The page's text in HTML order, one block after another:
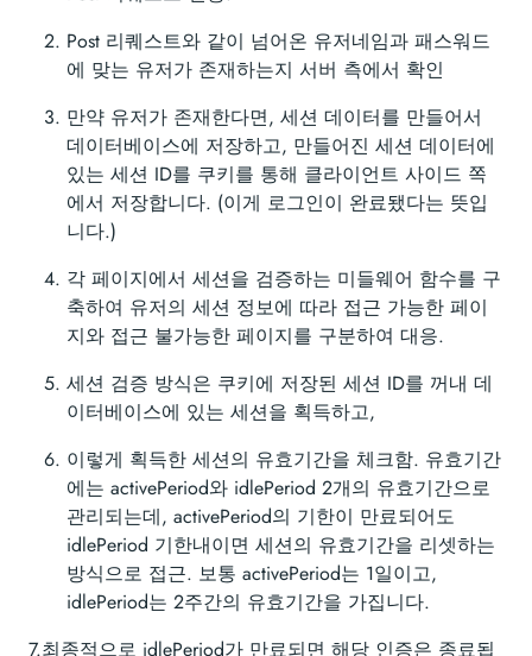
Post 리퀘스트와 같이 넘어온 유저네임과 패스워드
에 맞는 유저가 존재하는지 서버 측에서 확인
만약 유저가 존재한다면, 세션 데이터를 만들어서
데이터베이스에 저장하고, 만들어진 세션 데이터에
있는 세션 ID를 쿠키를 통해 클라이언트 사이드 쪽
에서 저장합니다. (이게 로그인이 완료됐다는 뜻입
니다.)
각 페이지에서 세션을 검증하는 미들웨어 함수를 구
축하여 유저의 세션 정보에 따라 접근 가능한 페이
지와 접근 불가능한 페이지를 구분하여 대응.
세션 검증 방식은 쿠키에 저장된 세션 ID를 꺼내 데
이터베이스에 있는 세션을 획득하고,
이렇게 획득한 세션의 유효기간을 체크함. 유효기간
에는 activePeriod와 idlePeriod 2개의 유효기간으로
관리되는데, activePeriod의 기한이 만료되어도
idlePeriod 기한내이면 세션의 유효기간을 리셋하는
방식으로 접근. 보통 activePeriod는 1일이고,
idlePeriod는 2주간의 유효기간을 가집니다.
7.최종적으로 idlePeriod가 만료되면 해당 인증은 종료됩